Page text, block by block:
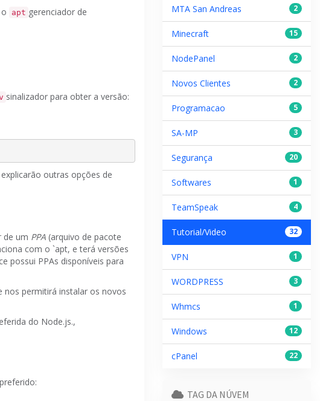
2
MTA San Andreas
15
Minecraft
2
NodePanel
2
Novos Clientes
5
Programacao
3
SA-MP
20
Segurança
1
Softwares
4
TeamSpeak
32
Tutorial/Video
1
VPN
3
WORDPRESS
1
Whmcs
12
Windows
22
cPanel
apt gerenciador de
sinalizador para obter a versão:
outras opções de
de um PPA (arquivo de pacote
com o `apt, e terá versões
possui PPAs disponíveis para
nos permitirá instalar os novos
do Node.js.,
TAG DA NÚVEM